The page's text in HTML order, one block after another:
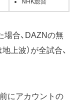
NHK総合
場合、DAZNの無
上波）が全試合、
にアカウントの